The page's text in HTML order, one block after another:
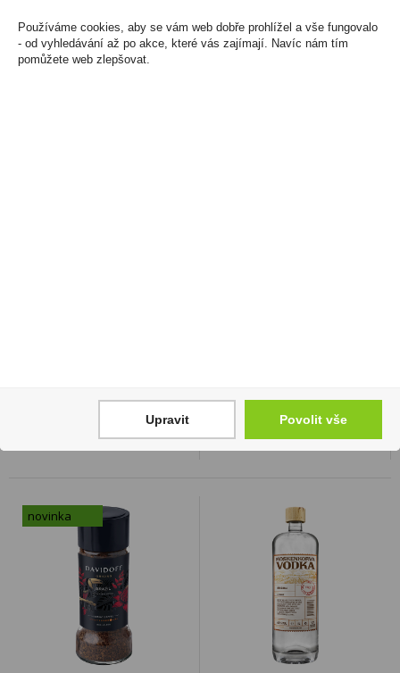
Skladem:5 - 50 ks
novinka
Používáme cookies, aby se vám web dobře prohlížel a vše fungovalo
- od vyhledávání až po akce, které vás zajímají. Navíc nám tím
pomůžete web zlepšovat.
Upravit Povolit vše